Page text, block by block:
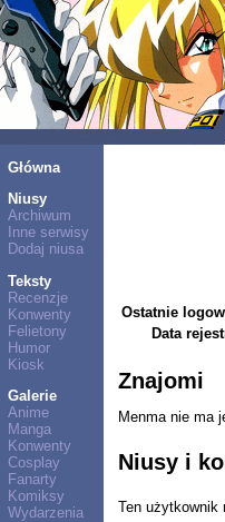
Główna
Niusy
Archiwum
Inne serwisy
Dodaj niusa
Teksty
Recenzje
Konwenty
Felietony
Humor
Kiosk
Galerie
Anime
Manga
Konwenty
Cosplay
Fanarty
Komiksy
Wydarzenia
Ostatnie
Data
Znajomi
Menma nie ma
Niusy i
Ten użytkownik